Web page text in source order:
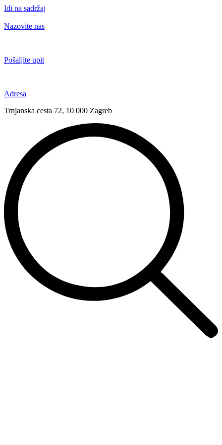
Idi na sadržaj
Nazovite nas
Pošaljite upit
Adresa
Trnjanska cesta 72, 10 000 Zagreb